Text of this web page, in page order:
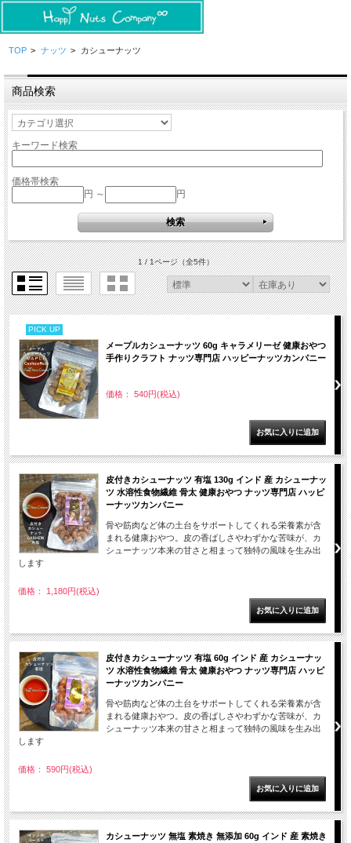
TOP > ナッツ > カシューナッツ
商品検索
キーワード検索
価格帯検索
円 ～
円
1 / 1ページ（全5件）
PICK UP
メープルカシューナッツ 60g キャラメリーゼ 健康おやつ
手作りクラフト ナッツ専門店 ハッピーナッツカンパニー
価格： 540円(税込)
皮付きカシューナッツ 有塩 130g インド 産 カシューナッ
ツ 水溶性食物繊維 骨太 健康おやつ ナッツ専門店 ハッピ
ーナッツカンパニー
骨や筋肉など体の土台をサポートしてくれる栄養素が含
まれる健康おやつ。皮の香ばしさやわずかな苦味が、カ
シューナッツ本来の甘さと相まって独特の風味を生み出
します
価格： 1,180円(税込)
皮付きカシューナッツ 有塩 60g インド 産 カシューナッ
ツ 水溶性食物繊維 骨太 健康おやつ ナッツ専門店 ハッピ
ーナッツカンパニー
骨や筋肉など体の土台をサポートしてくれる栄養素が含
まれる健康おやつ。皮の香ばしさやわずかな苦味が、カ
シューナッツ本来の甘さと相まって独特の風味を生み出
します
価格： 590円(税込)
カシューナッツ 無塩 素焼き 無添加 60g インド 産 素焼き